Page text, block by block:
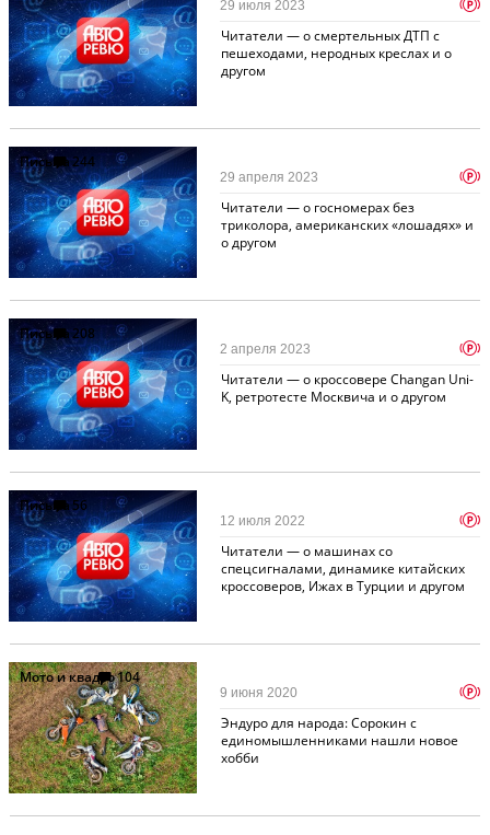
Читатели — о смертельных ДТП с
пешеходами, неродных креслах и о
другом
29 июля 2023 p
Письма244
Читатели — о госномерах без
триколора, американских «лошадях» и
о другом
29 апреля 2023 p
Письма208
Читатели — о кроссовере Changan Uni-
K, ретротесте Москвича и о другом
2 апреля 2023 p
Письма56
Читатели — о машинах со
спецсигналами, динамике китайских
кроссоверов, Ижах в Турции и другом
12 июля 2022 p
Мото и квадро104
Эндуро для народа: Сорокин с
единомышленниками нашли новое
хобби
9 июня 2020 p